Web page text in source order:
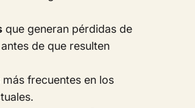
que generan pérdidas de
de que resulten
frecuentes en los